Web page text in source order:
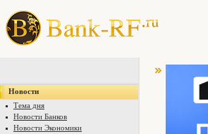
Новости
Тема дня
Новости Банков
Новости Экономики